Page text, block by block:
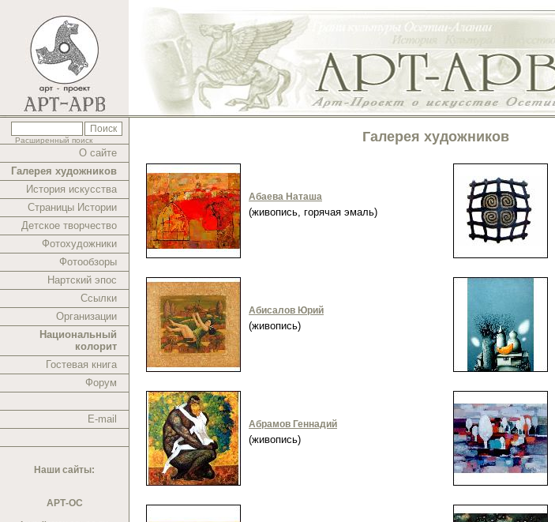
Расширенный поиск
О сайте
Галерея художников
История искусства
Страницы Истории
Детское творчество
Фотохудожники
Фотообзоры
Нартский эпос
Ссылки
Организации
Национальный
колорит
Гостевая книга
Форум
E-mail
Наши сайты:
АРТ-ОС
Галерея художников
Абаева Наташа
(живопись, горячая эмаль)
Абисалов Юрий
(живопись)
Абрамов Геннадий
(живопись)